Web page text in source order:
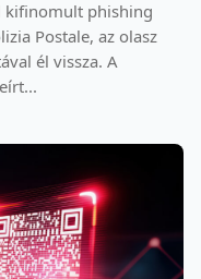
kifinomult phishing
Postale, az olasz
él vissza. A